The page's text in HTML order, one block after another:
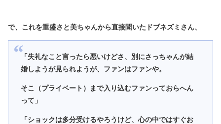
で、これを重盛さと美ちゃんから直接聞いたドブネズミさん、
「失礼なこと言ったら悪いけどさ、別にさっちゃんが結
婚しようが見られようが、ファンはファンや。
そこ（プライベート）まで入り込むファンっておらへん
って」
「ショックは多分受けるやろうけど、心の中ではすぐお